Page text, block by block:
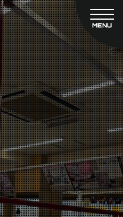
MENU
CLOSE
ス予約
オ予約
ジムについて
ィール
介
募集
募集